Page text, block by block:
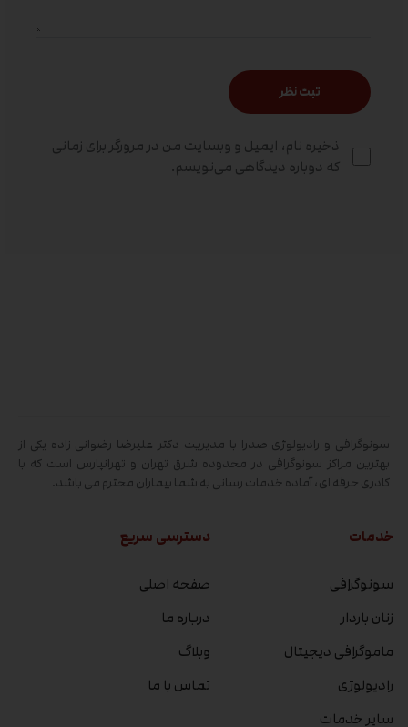
ذخیره نام، ایمیل و وبسایت من در مرورگر برای زمانی
که دوباره دیدگاهی می‌نویسم.
سونوگرافی و رادیولوژی صدرا با مدیریت دکتر علیرضا رضوانی زاده یکی از
بهترین مراکز سونوگرافی در محدوده شرق تهران و تهرانپارس است که با
کادری حرفه ای، آماده خدمات رسانی به شما بیماران محترم می باشد.
خدمات
سونوگرافی
زنان باردار
ماموگرافی دیجیتال
رادیولوژی
سایر خدمات
دسترسی سریع
صفحه اصلی
درباره ما
وبلاگ
تماس با ما